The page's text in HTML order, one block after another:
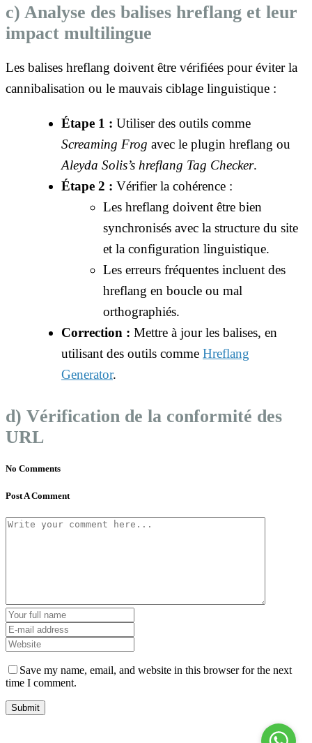
c) Analyse des balises hreflang et leur
impact multilingue
Les balises hreflang doivent être vérifiées pour éviter la
cannibalisation ou le mauvais ciblage linguistique :
Étape 1 : Utiliser des outils comme
Screaming Frog avec le plugin hreflang ou
Aleyda Solis’s hreflang Tag Checker.
Étape 2 : Vérifier la cohérence :
Les hreflang doivent être bien
synchronisés avec la structure du site
et la configuration linguistique.
Les erreurs fréquentes incluent des
hreflang en boucle ou mal
orthographiés.
Correction : Mettre à jour les balises, en
utilisant des outils comme Hreflang
Generator.
d) Vérification de la conformité des
URL
No Comments
Post A Comment
Save my name, email, and website in this browser for the next
time I comment.